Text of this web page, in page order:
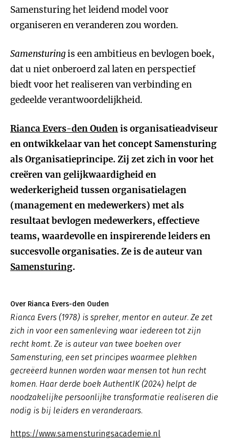
Samensturing het leidend model voor
organiseren en veranderen zou worden.
Samensturingis een ambitieus en bevlogen boek,
dat u niet onberoerd zal laten en perspectief
biedt voor het realiseren van verbinding en
gedeelde verantwoordelijkheid.
Rianca Evers-den Oudenis organisatieadviseur
en ontwikkelaar van het concept Samensturing
als Organisatieprincipe. Zij zet zich in voor het
creëren van gelijkwaardigheid en
wederkerigheid tussen organisatielagen
(management en medewerkers) met als
resultaat bevlogen medewerkers, effectieve
teams, waardevolle en inspirerende leiders en
succesvolle organisaties. Ze is de auteur van
Samensturing.
Over Rianca Evers-den Ouden
Rianca Evers (1978) is spreker, mentor en auteur. Ze zet
zich in voor een samenleving waar iedereen tot zijn
recht komt. Ze is auteur van twee boeken over
Samensturing, een set principes waarmee plekken
gecreëerd kunnen worden waar mensen tot hun recht
komen. Haar derde boek AuthentIK (2024) helpt de
noodzakelijke persoonlijke transformatie realiseren die
nodig is bij leiders en veranderaars.
https://www.samensturingsacademie.nl